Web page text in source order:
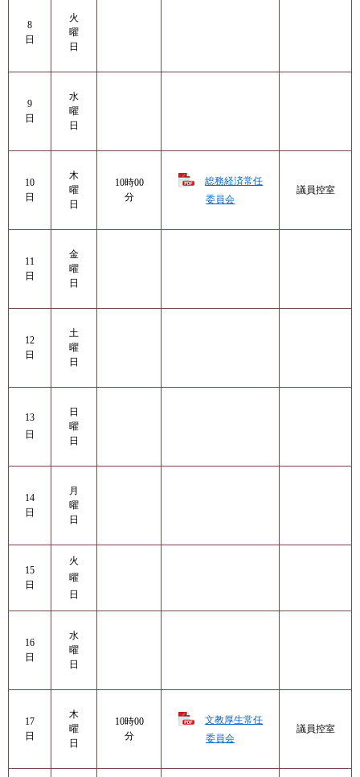
8
日
火
曜
日
9
日
水
曜
日
10
日
木
曜
日
10時00
分
総務経済常任
委員会
議員控室
11
日
金
曜
日
12
日
土
曜
日
13
日
日
曜
日
14
日
月
曜
日
15
日
火
曜
日
16
日
水
曜
日
17
日
木
曜
日
10時00
分
文教厚生常任
委員会
議員控室